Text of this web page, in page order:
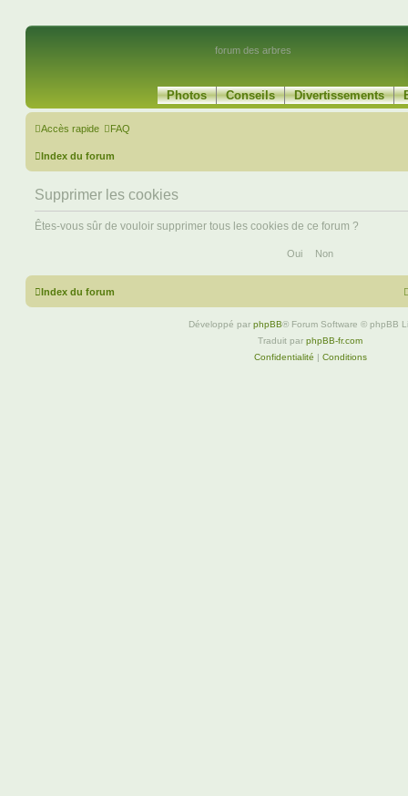
forum des arbres
Photos Conseils Divertissements
Accès rapide FAQ
Index du forum
Supprimer les cookies
Êtes-vous sûr de vouloir supprimer tous les cookies de ce forum ?
Index du forum
Développé par phpBB® Forum Software © phpBB
Traduit par phpBB-fr.com
Confidentialité | Conditions